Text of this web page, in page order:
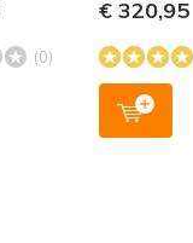
(0)
€ 320,95